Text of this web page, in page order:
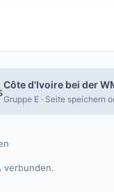
Côte d'Ivoire bei der
Gruppe E · Seite speichern
verbunden.